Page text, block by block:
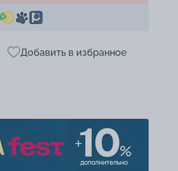
Добавить в избранное